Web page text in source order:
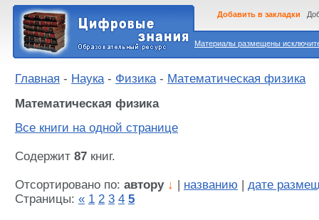
Материалы размещены
Добавить в закладки
Главная - Наука- Физика- Математическая физика
Математическая физика
Все книги на одной странице
Содержит 87 книг.
Отсортировано по: автору ↓ названию
дате
Страницы: « 1 2 3 4 5